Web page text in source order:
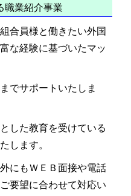
業紹介事業
合員様と働きたい外国
な経験に基づいたマッ
でサポートいたしま
した教育を受けている
します。
にもＷＥＢ面接や電話
要望に合わせて対応い